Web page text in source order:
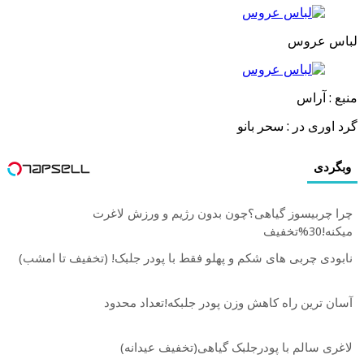
لباس عروس
منبع : آراس
گرد اوری در : سحر بانو
وبگردی
چرا چربیسوز گیاهی؟چون بدون رژیم و ورزش لاغرت
میکنه!30%تخفیف
نابودی چربی های شکم و پهلو فقط با پودر جلبک! (تخفیف تا امشب)
آسان ترین راه کاهش وزن پودر جلبکه!تعداد محدود
لاغری سالم با پودرجلبک گیاهی(تخفیف عیدانه)